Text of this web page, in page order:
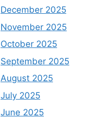
December 2025
November 2025
October 2025
September 2025
August 2025
July 2025
June 2025